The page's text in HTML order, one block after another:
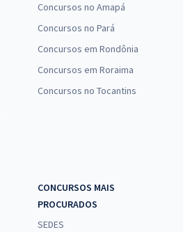
Concursos no Amapá
Concursos no Pará
Concursos em Rondônia
Concursos em Roraima
Concursos no Tocantins
CONCURSOS MAIS
PROCURADOS
SEDES